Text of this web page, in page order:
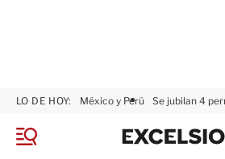
M
LO DE HOY: México y Perú Se jubilan 4